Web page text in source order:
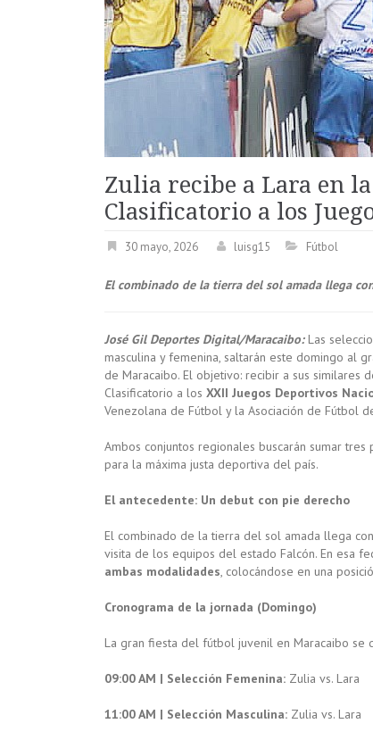
Zulia recibe a Lara en
Clasificatorio a los
30 mayo, 2026 luisg15 Fútbol
El combinado de la tierra del sol amada llega
José Gil Deportes Digital/Maracaibo:Las
masculina y femenina, saltarán este domingo al
de Maracaibo. El objetivo: recibir a sus
Clasificatorio a los XXII Juegos Deportivos
Venezolana de Fútbol y la Asociación de Fútbol
Ambos conjuntos regionales buscarán sumar
para la máxima justa deportiva del país.
El antecedente: Un debut con pie derecho
El combinado de la tierra del sol amada llega
visita de los equipos del estado Falcón. En esa
ambas modalidades, colocándose en una
Cronograma de la jornada (Domingo)
La gran fiesta del fútbol juvenil en Maracaibo se
09:00 AM | Selección Femenina: Zulia vs. Lara
11:00 AM | Selección Masculina: Zulia vs. Lara